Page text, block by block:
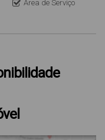
Área de Serviço